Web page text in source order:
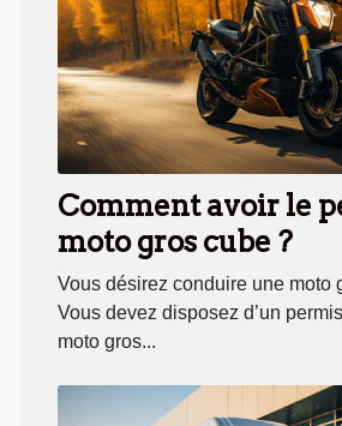
Comment avoir le
moto gros cube ?
Vous désirez conduire une moto
Vous devez disposez d’un
moto gros...